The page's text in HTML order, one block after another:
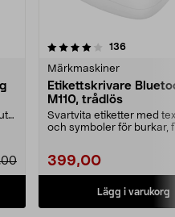
136
Märkmaskiner
Etikettskrivare
M110, trådlös
Svartvita etiketter med
och symboler för burkar,
399,00
Lägg i varukorg
4.0 av 5 stjärnor